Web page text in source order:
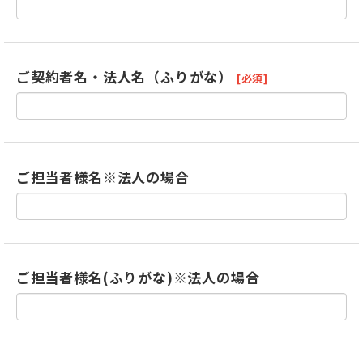
ご契約者名・法人名（ふりがな） [必須]
ご担当者様名※法人の場合
ご担当者様名(ふりがな)※法人の場合